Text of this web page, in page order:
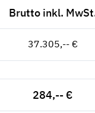
Brutto inkl.
37.305,-- €
284,-- €